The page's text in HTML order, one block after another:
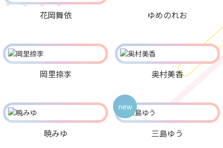
花岡舞依 ゆめのれお
岡里捺李 奥村美香
暁みゆ 三島ゆう
new